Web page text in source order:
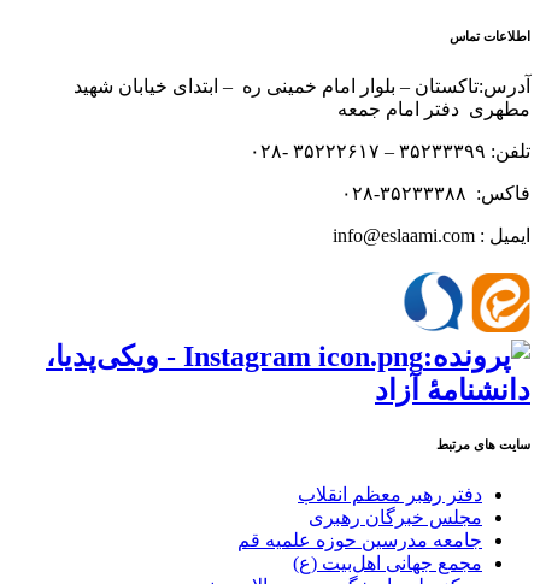
اطلاعات تماس
آدرس:تاکستان – بلوار امام خمینی ره – ابتدای خیابان شهید
مطهری دفتر امام جمعه
تلفن: ۳۵۲۳۳۳۹۹ – ۳۵۲۲۲۶۱۷ -۰۲۸
فاکس: ۳۵۲۳۳۳۸۸-۰۲۸
ایمیل : info@eslaami.com
سایت های مرتبط
دفتر رهبر معظم انقلاب
مجلس خبرگان رهبری
جامعه مدرسین حوزه علمیه قم
مجمع جهانی اهل‌بیت (ع)